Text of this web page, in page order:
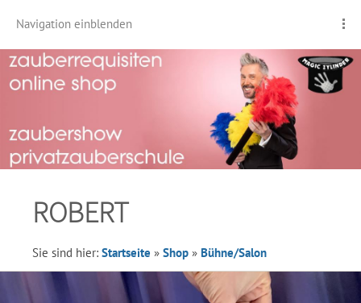
Navigation einblenden
ROBERT
Sie sind hier: Startseite » Shop » Bühne/Salon